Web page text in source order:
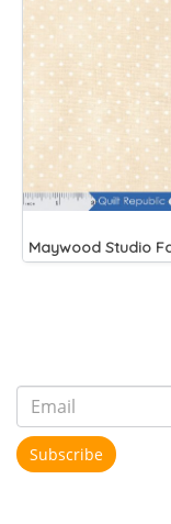
Subscribe